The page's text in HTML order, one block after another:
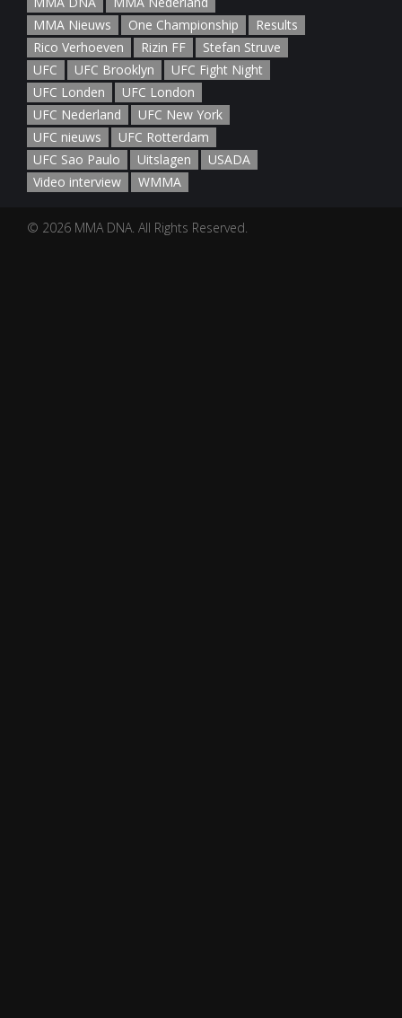
MMA Nieuws
One Championship
Results
Rico Verhoeven
Rizin FF
Stefan Struve
UFC
UFC Brooklyn
UFC Fight Night
UFC Londen
UFC London
UFC Nederland
UFC New York
UFC nieuws
UFC Rotterdam
UFC Sao Paulo
Uitslagen
USADA
Video interview
WMMA
© 2026 MMA DNA. All Rights Reserved.